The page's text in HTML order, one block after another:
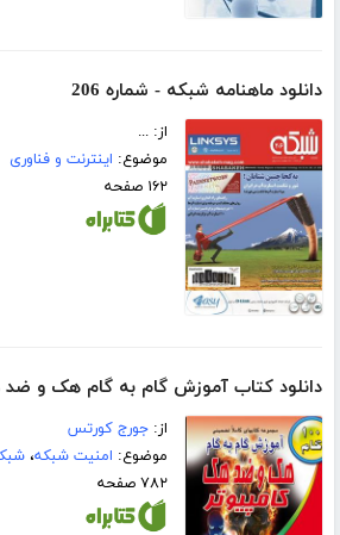
دانلود ماهنامه شبکه - شماره 206
از: ...
موضوع: اینترنت و فناوری
۱۶۲ صفحه
دانلود کتاب آموزش گام به گام هک و
از:جورج کورتس
موضوع: امنیت شبکه،
۷۸۲ صفحه